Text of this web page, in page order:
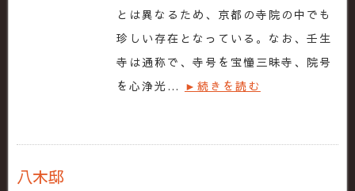
とは異なるため、京都の寺院の中でも
珍しい存在となっている。なお、壬生
寺は通称で、寺号を宝憧三昧寺、院号
を心浄光… ►続きを読む
八木邸